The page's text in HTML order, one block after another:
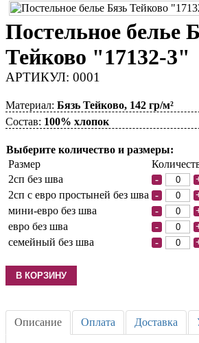
Постельное белье
Тейково "17132-3"
АРТИКУЛ: 0001
Материал: Бязь Тейково, 142 гр/м²
Состав: 100% хлопок
Выберите количество и размеры:
Размер
2сп без шва
-
2сп с евро простыней без шва
-
мини-евро без шва
-
евро без шва
-
семейный без шва
-
Описание Оплата Доставка